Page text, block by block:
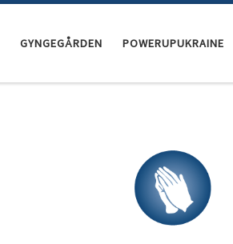
GYNGEGÅRDEN POWERUPUKRAINE